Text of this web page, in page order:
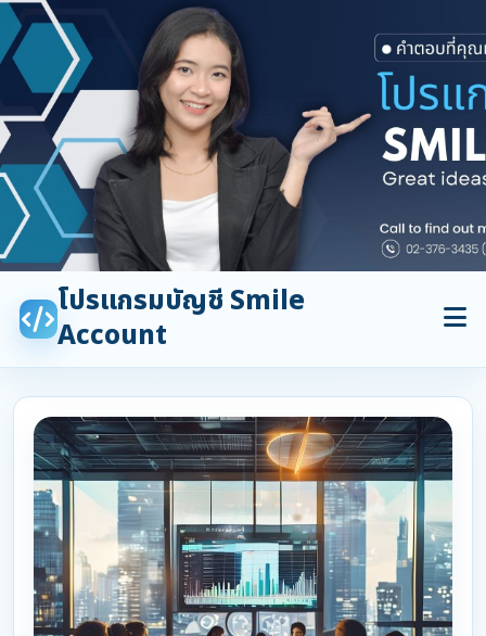
โปรแกรมบัญชี Smile
Account